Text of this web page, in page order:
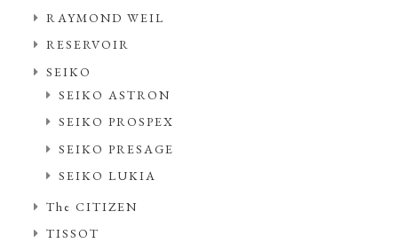
RAYMOND WEIL
RESERVOIR
SEIKO
SEIKO ASTRON
SEIKO PROSPEX
SEIKO PRESAGE
SEIKO LUKIA
The CITIZEN
TISSOT